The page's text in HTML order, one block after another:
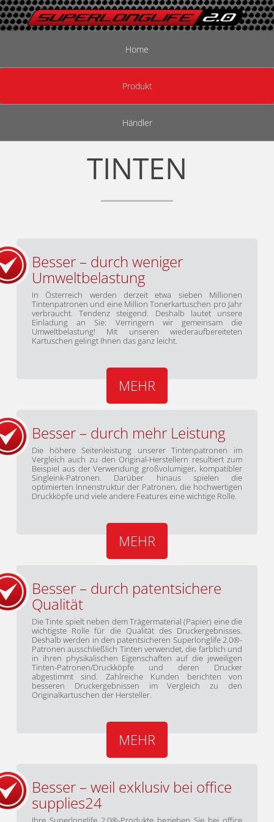
Home
Produkt
Händler
TINTEN
Besser – durch weniger
Umweltbelastung
In Österreich werden derzeit etwa sieben Millionen
Tintenpatronen und eine Million Tonerkartuschen pro Jahr
verbraucht. Tendenz steigend. Deshalb lautet unsere
Einladung an Sie: Verringern wir gemeinsam die
Umweltbelastung! Mit unseren wiederaufbereiteten
Kartuschen gelingt Ihnen das ganz leicht.
MEHR
Besser – durch mehr Leistung
Die höhere Seitenleistung unserer Tintenpatronen im
Vergleich auch zu den Original-Herstellern resultiert zum
Beispiel aus der Verwendung großvolumiger, kompatibler
Singleink-Patronen. Darüber hinaus spielen die
optimierten Innenstruktur der Patronen, die hochwertigen
Druckköpfe und viele andere Features eine wichtige Rolle.
MEHR
Besser – durch patentsichere
Qualität
Die Tinte spielt neben dem Trägermaterial (Papier) eine die
wichtigste Rolle für die Qualität des Druckergebnisses.
Deshalb werden in den patentsicheren Superlonglife 2.0®-
Patronen ausschließlich Tinten verwendet, die farblich und
in ihren physikalischen Eigenschaften auf die jeweiligen
Tinten-Patronen/Druckköpfe und deren Drucker
abgestimmt sind. Zahlreiche Kunden berichten von
besseren Druckergebnissen im Vergleich zu den
Originalkartuschen der Hersteller.
MEHR
Besser – weil exklusiv bei office
supplies24